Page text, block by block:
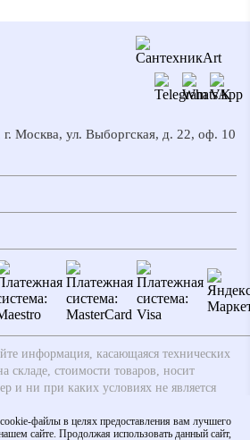
Москва, ул. Выборгская, д. 22, оф. 10
информация, касающаяся технических
складе, стоимости товаров, носит
и ни при каких условиях не является
Производители вправе вносить
файлы в целях предоставления вам лучшего
сайте. Продолжая использовать данный сайт,